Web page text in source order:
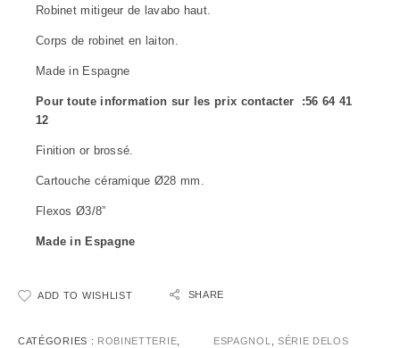
Robinet mitigeur de lavabo haut.
Corps de robinet en laiton.
Made in Espagne
Pour toute information sur les prix contacter :56 64 41
12
Finition or brossé.
Cartouche céramique Ø28 mm.
Flexos Ø3/8”
Made in Espagne
ADD TO WISHLIST SHARE
CATÉGORIES : ROBINETTERIE ESPAGNOL SÉRIE DELOS